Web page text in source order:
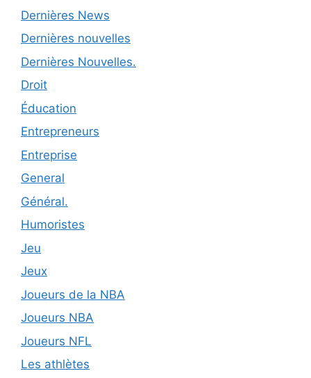
Dernières News
Dernières nouvelles
Dernières Nouvelles.
Droit
Éducation
Entrepreneurs
Entreprise
General
Général.
Humoristes
Jeu
Jeux
Joueurs de la NBA
Joueurs NBA
Joueurs NFL
Les athlètes